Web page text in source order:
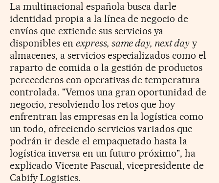
La multinacional española busca darle
identidad propia a la línea de negocio de
envíos que extiende sus servicios ya
disponibles en express, same day, next day y
almacenes, a servicios especializados como el
raparto de comida o la gestión de productos
perecederos con operativas de temperatura
controlada. "Vemos una gran oportunidad de
negocio, resolviendo los retos que hoy
enfrentran las empresas en la logística como
un todo, ofreciendo servicios variados que
podrán ir desde el empaquetado hasta la
logística inversa en un futuro próximo", ha
explicado Vicente Pascual, vicepresidente de
Cabify Logistics.